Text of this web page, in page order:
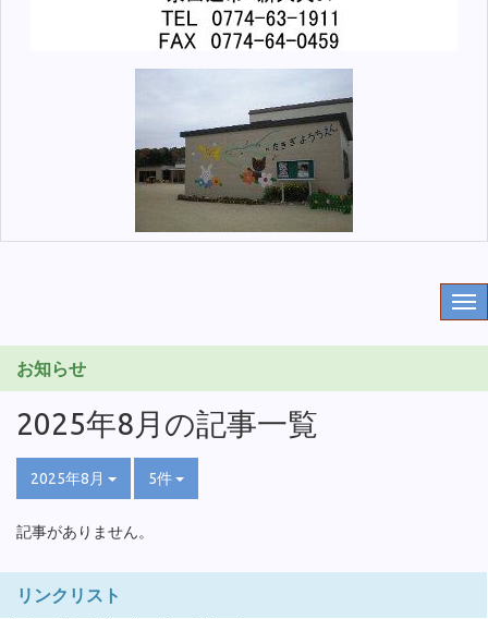
お知らせ
2025年8月の記事一覧
2025年8月 5件
記事がありません。
リンクリスト